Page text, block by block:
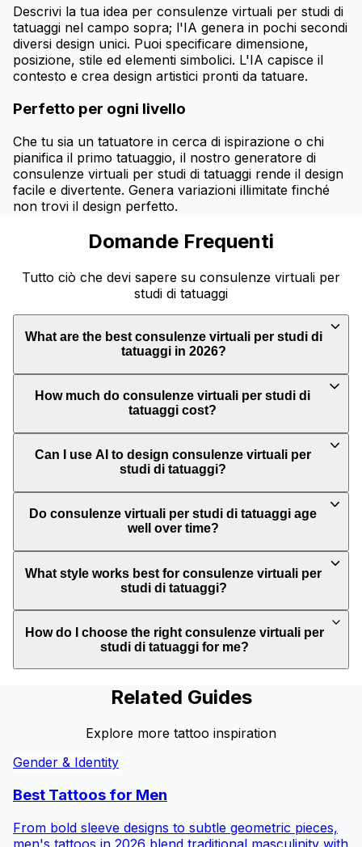
Descrivi la tua idea per consulenze virtuali per studi di
tatuaggi nel campo sopra; l'IA genera in pochi secondi
diversi design unici. Puoi specificare dimensione,
posizione, stile ed elementi simbolici. L'IA capisce il
contesto e crea design artistici pronti da tatuare.
Perfetto per ogni livello
Che tu sia un tatuatore in cerca di ispirazione o chi
pianifica il primo tatuaggio, il nostro generatore di
consulenze virtuali per studi di tatuaggi rende il design
facile e divertente. Genera variazioni illimitate finché
non trovi il design perfetto.
Domande Frequenti
Tutto ciò che devi sapere su consulenze virtuali per
studi di tatuaggi
What are the best consulenze virtuali per studi di
tatuaggi in 2026?
How much do consulenze virtuali per studi di
tatuaggi cost?
Can I use AI to design consulenze virtuali per
studi di tatuaggi?
Do consulenze virtuali per studi di tatuaggi age
well over time?
What style works best for consulenze virtuali per
studi di tatuaggi?
How do I choose the right consulenze virtuali per
studi di tatuaggi for me?
Related Guides
Explore more tattoo inspiration
Gender & Identity
Best Tattoos for Men
From bold sleeve designs to subtle geometric pieces,
men's tattoos in 2026 blend traditional masculinity with